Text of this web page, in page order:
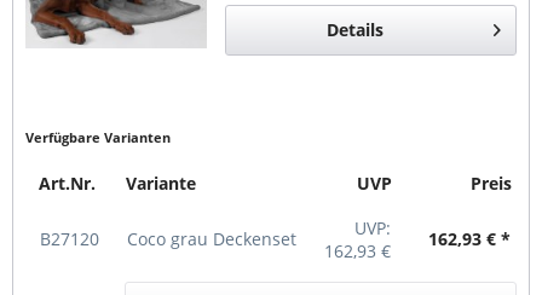
130x90cm 1x 27126 Coco grau
180x100cm Set Coco grau alle
Details
Verfügbare Varianten
Art.Nr. Variante UVP Preis
B27120 Coco grau Deckenset
UVP:
162,93 €
162,93 € *